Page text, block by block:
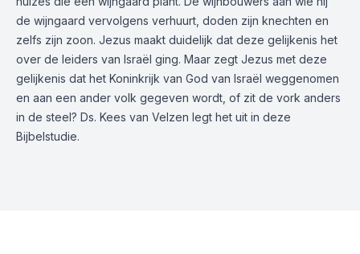
de wijngaard vervolgens verhuurt, doden zijn knechten en
zelfs zijn zoon. Jezus maakt duidelijk dat deze gelijkenis het
over de leiders van Israël ging. Maar zegt Jezus met deze
gelijkenis dat het Koninkrijk van God van Israël weggenomen
en aan een ander volk gegeven wordt, of zit de vork anders
in de steel? Ds. Kees van Velzen legt het uit in deze
Bijbelstudie.